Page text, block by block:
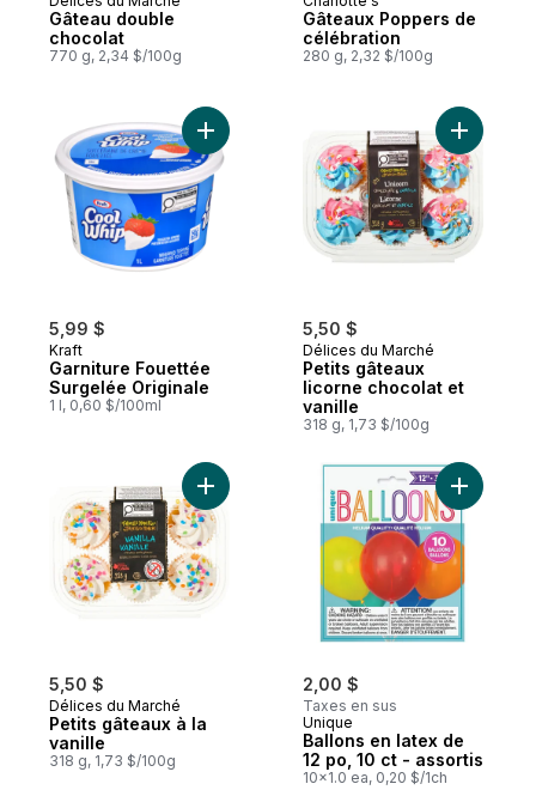
Préparé au Canada
Gâteau double
chocolat
770 g, 2,34 $/100g
Préparé au Canada
Gâteaux Poppers de
célébration
280 g, 2,32 $/100g
5,99 $
Kraft
Garniture Fouettée
Surgelée Originale
1 l, 0,60 $/100ml
Ajouter Garniture Fouettée Surgelée
5,50 $
Délices du Marché
Petits gâteaux
licorne chocolat et
vanille
318 g, 1,73 $/100g
Ajouter
5,50 $
Délices du Marché
Petits gâteaux à la
vanille
318 g, 1,73 $/100g
Ajouter Petits gâteaux à la vanille au
2,00 $
Taxes en sus
Unique
Ballons en latex de
12 po, 10 ct - assortis
10x1.0 ea, 0,20 $/1ch
Ajouter